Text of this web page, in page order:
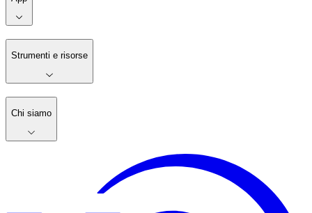
Strumenti e risorse
Chi siamo